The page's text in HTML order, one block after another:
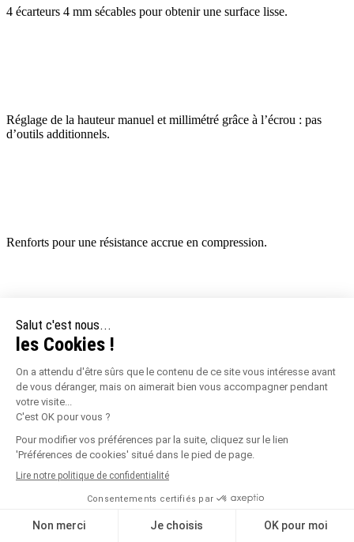
4 écarteurs 4 mm sécables pour obtenir une surface lisse.
Réglage de la hauteur manuel et millimétré grâce à l’écrou : pas
d’outils additionnels.
Renforts pour une résistance accrue en compression.
Rainures autobloquantes sur le verso du plot en contact avec le sol
pour le maintien.